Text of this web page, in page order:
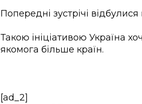
Попередні зустрічі відбулися
Такою ініціативою Україна
якомога більше країн.
[ad_2]